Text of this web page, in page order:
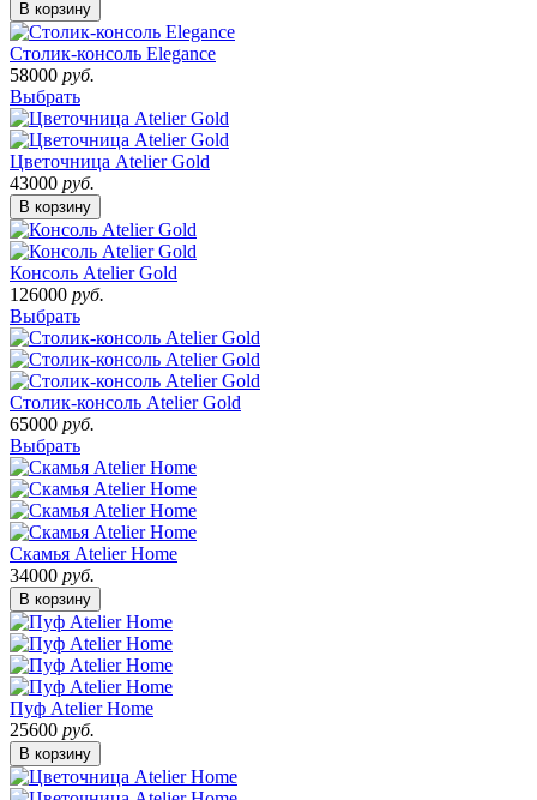
В корзину
Столик-консоль Elegance
58000 руб.
Выбрать
Цветочница Atelier Gold
43000 руб.
В корзину
Консоль Atelier Gold
126000 руб.
Выбрать
Столик-консоль Atelier Gold
65000 руб.
Выбрать
Скамья Atelier Home
34000 руб.
В корзину
Пуф Atelier Home
25600 руб.
В корзину